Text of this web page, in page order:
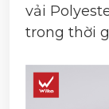
vải
trong thời